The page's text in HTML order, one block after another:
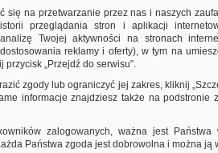
A4
232x320mm
czarny
wersje produktu
się na przetwarzanie przez nas i naszych
przeglądania stron i aplikacji
Twojej aktywności na stronach
reklamy i oferty), w tym na
przycisk „Przejdź do serwisu”.
zgody lub ograniczyć jej zakres, kliknij
informacje znajdziesz także na podstronie
zalogowanych, ważna jest
Państwa zgoda jest dobrowolna i można ją